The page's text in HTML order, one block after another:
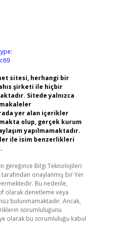
sitesi, herhangi bir
şirketi ile hiçbir
Sitede yalnızca
makaleler
yer alan içerikler
olup, gerçek kurum
yapılmamaktadır.
ile isim benzerlikleri
gereğince Bilgi Teknolojileri
onaylanmış bir Yer
Bu nedenle,
olarak denetleme veya
bulunmamaktadır. Ancak,
sorumluluğunu
olarak bu sorumluluğu kabul